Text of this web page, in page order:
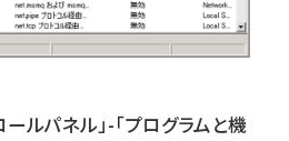
ルパネル」-「プログラムと機